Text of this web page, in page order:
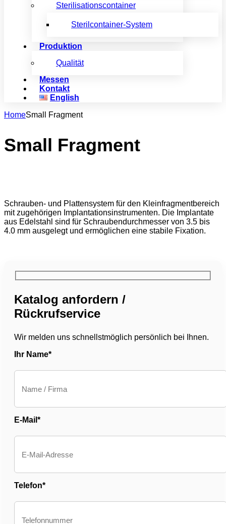
Sterilisationscontainer
Sterilcontainer-System
Produktion
Qualität
Messen
Kontakt
English
HomeSmall Fragment
Small Fragment
Schrauben- und Plattensystem für den Kleinfragmentbereich
mit zugehörigen Implantationsinstrumenten. Die Implantate
aus Edelstahl sind für Schraubendurchmesser von 3.5 bis
4.0 mm ausgelegt und ermöglichen eine stabile Fixation.
Katalog anfordern /
Rückrufservice
Wir melden uns schnellstmöglich persönlich bei Ihnen.
Ihr Name*
E-Mail*
Telefon*